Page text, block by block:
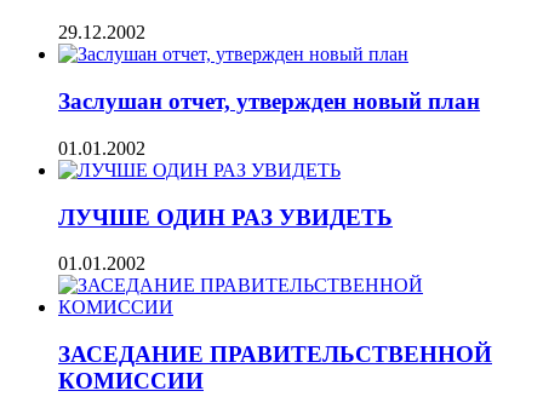
29.12.2002
Заслушан отчет, утвержден новый план
01.01.2002
ЛУЧШЕ ОДИН РАЗ УВИДЕТЬ
01.01.2002
ЗАСЕДАНИЕ ПРАВИТЕЛЬСТВЕННОЙ
КОМИССИИ